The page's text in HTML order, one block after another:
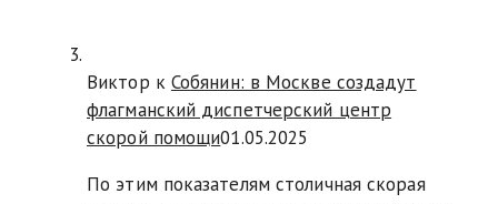
Виктор к Собянин: в Москве создадут
флагманский диспетчерский центр
скорой помощи01.05.2025
По этим показателям столичная скорая